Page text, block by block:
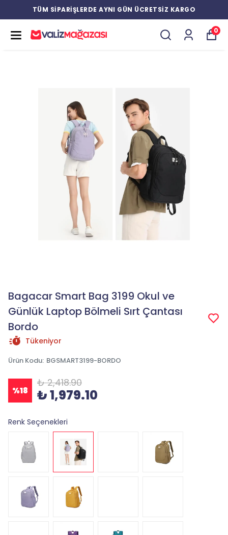
TÜM SİPARİŞLERDE AYNI GÜN ÜCRETSİZ KARGO
0
Bagacar Smart Bag 3199 Okul ve
Günlük Laptop Bölmeli Sırt Çantası
Bordo
Tükeniyor
Ürün Kodu: BGSMART3199-BORDO
%18
₺ 2,418.90
₺ 1,979.10
Renk Seçenekleri